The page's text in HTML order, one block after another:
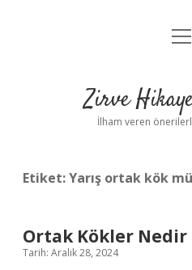
Yasal
Zirve
İlham veren
Etiket:Yarış ortak kök mü
Ortak Kökler Nedir
Tarih: Aralık 28, 2024